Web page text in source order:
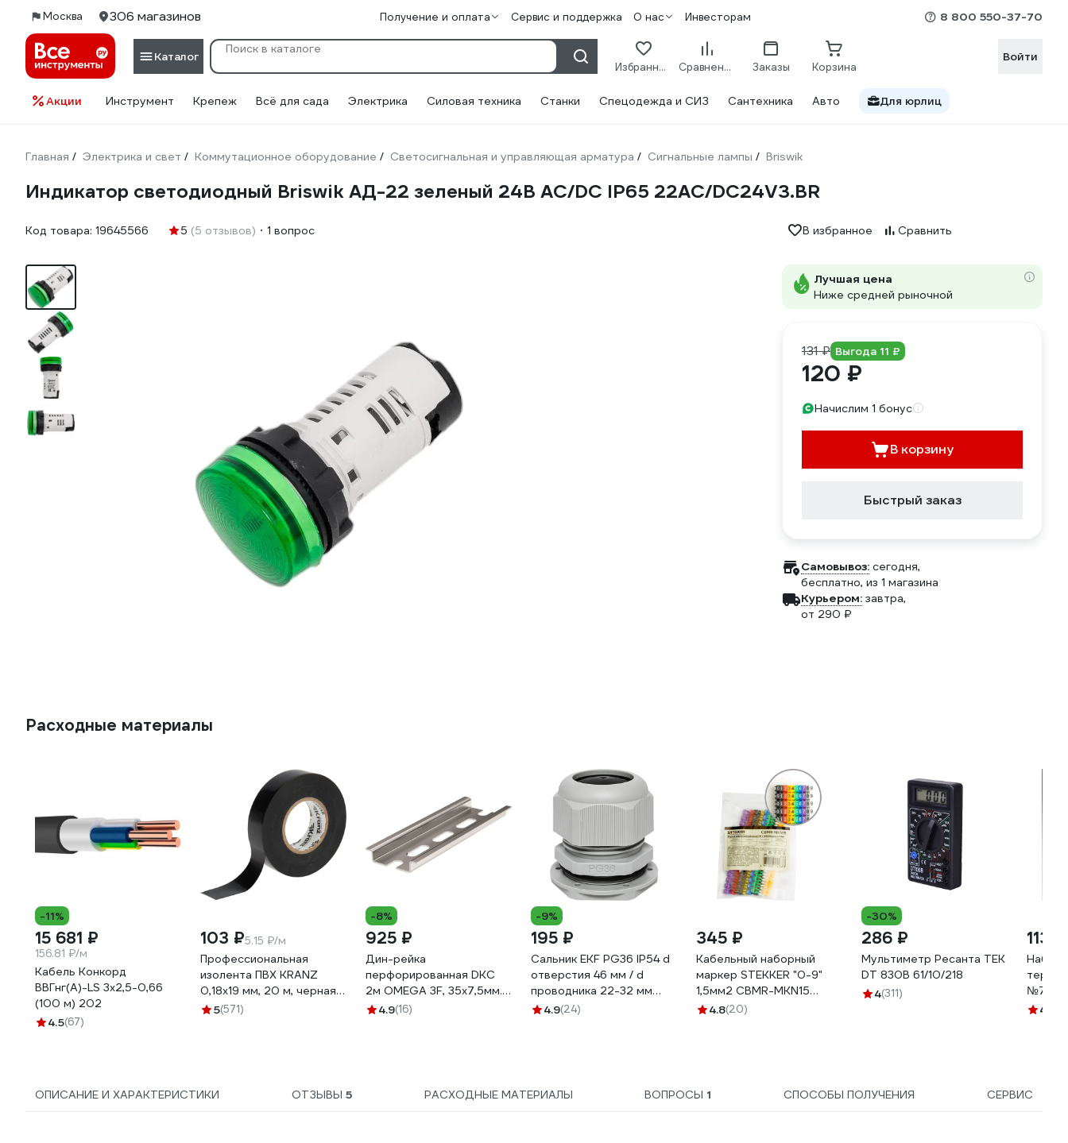
Москва 306 магазинов Получение и оплата Сервис и поддержка О нас Инвесторам 8 800 550-37-70
Каталог
Избранное Сравнение Заказы Корзина
Войти
Акции Инструмент Крепеж Всё для сада Электрика Силовая техника Станки Спецодежда и СИЗ Сантехника Авто Для юрлиц
Главная / Электрика и свет / Коммутационное оборудование / Светосигнальная и управляющая арматура / Сигнальные лампы / Briswik
Индикатор светодиодный Briswik АД-22 зеленый 24В AC/DC IP65 22AC/DC24V3.BR
Код товара: 19645566 5 (5 отзывов) 1 вопрос В избранное Сравнить
Лучшая цена
Ниже средней рыночной
131 ₽ Выгода 11 ₽
120 ₽
Начислим 1 бонус
В корзину
Быстрый заказ
Самовывоз: сегодня,
бесплатно, из 1 магазина
Курьером: завтра,
от 290 ₽
Расходные материалы
-11%
15 681 ₽
156.81 ₽/м
Кабель Конкорд
ВВГнг(А)-LS 3х2,5-0,66
(100 м) 202
4.5(67)
103 ₽5.15 ₽/м
Профессиональная
изолента ПВХ KRANZ
0,18х19 мм, 20 м, черная
KR-09-2806
5(571)
-8%
925 ₽
Дин-рейка
перфорированная DKC
2м OMEGA 3F, 35x7,5мм.
02140DIY
4.9(16)
-9%
195 ₽
Сальник EKF PG36 IP54 d
отверстия 46 мм / d
проводника 22-32 мм
PROxima plc-pg-36-1-r
4.9(24)
345 ₽
Кабельный наборный
маркер STEKKER "0-9"
1,5мм2 CBMR-MKN15
(150шт/упак - 10 отрез.
4.8(20)
-30%
286 ₽
Мультиметр Ресанта TEK
DT 830B 61/10/218
4(311)
113 ₽
Набор
№7
см4.7
ОПИСАНИЕ И ХАРАКТЕРИСТИКИ ОТЗЫВЫ 5 РАСХОДНЫЕ МАТЕРИАЛЫ ВОПРОСЫ 1 СПОСОБЫ ПОЛУЧЕНИЯ СЕРВИС